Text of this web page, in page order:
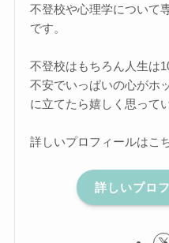
不登校や心理学について
です。
不登校はもちろん人生は
不安でいっぱいの心がホ
に立てたら嬉しく思って
詳しいプロフィールはこ
詳しいプロ